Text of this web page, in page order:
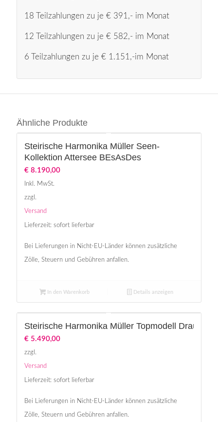
18 Teilzahlungen zu je € 391,- im Monat
12 Teilzahlungen zu je € 582,- im Monat
6 Teilzahlungen zu je € 1.151,-im Monat
Ähnliche Produkte
Steirische Harmonika Müller Seen-
Kollektion Attersee BEsAsDes
€8.190,00
Inkl. MwSt.
zzgl.
Versand
Lieferzeit: sofort lieferbar
Bei Lieferungen in Nicht-EU-Länder können zusätzliche
Zölle, Steuern und Gebühren anfallen.
In den Warenkorb Details anzeigen
Steirische Harmonika Müller Topmodell Drautal
€5.490,00
zzgl.
Versand
Lieferzeit: sofort lieferbar
Bei Lieferungen in Nicht-EU-Länder können zusätzliche
Zölle, Steuern und Gebühren anfallen.